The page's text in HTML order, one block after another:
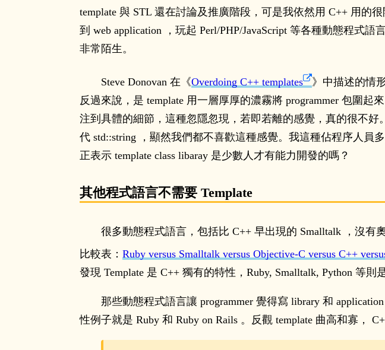
template 與 STL 還在討論及推廣階段，可是我依然用 C++ 用的
到 web application ，玩起 Perl/PHP/JavaScript 等各種動態程式
非常陌生。
Steve Donovan 在《Overdoing C++ templates
》中描述的情
反過來說，是 template 用一層厚厚的濃霧將 programmer 包圍
注到具體的細節，這種忽隱忽現，若即若離的感覺，真的很不好
代 std::string ，顯然我們都不喜歡這種感覺。我這種佔程序人員
正表示 template class libaray 是少數人才有能力開發的嗎？
其他程式語言不需要 Template
很多動態程式語言，包括比 C++ 早出現的 Smalltalk ，沒有
比較表：Ruby versus Smalltalk versus Objective-C versus C++
發現 Template 是 C++ 獨有的特性，Ruby, Smalltalk, Python 等則
那些動態程式語言讓 programmer 覺得寫 library 和
性例子就是 Ruby 和 Ruby on Rails 。反觀 template 曲高和寡，